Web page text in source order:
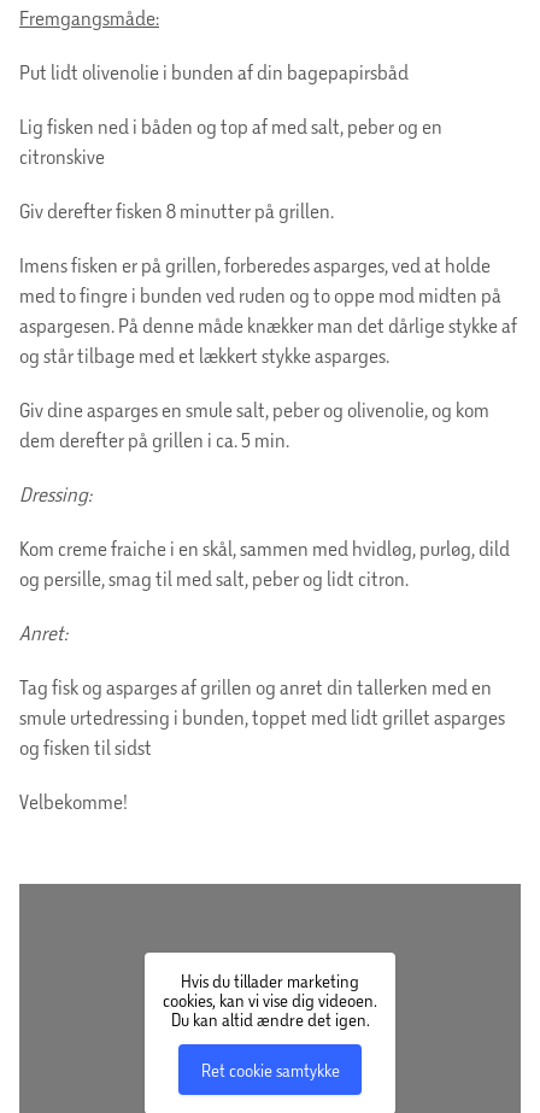
Fremgangsmåde:
Put lidt olivenolie i bunden af din bagepapirsbåd
Lig fisken ned i båden og top af med salt, peber og en
citronskive
Giv derefter fisken 8 minutter på grillen.
Imens fisken er på grillen, forberedes asparges, ved at holde
med to fingre i bunden ved ruden og to oppe mod midten på
aspargesen. På denne måde knækker man det dårlige stykke af
og står tilbage med et lækkert stykke asparges.
Giv dine asparges en smule salt, peber og olivenolie, og kom
dem derefter på grillen i ca. 5 min.
Dressing:
Kom creme fraiche i en skål, sammen med hvidløg, purløg, dild
og persille, smag til med salt, peber og lidt citron.
Anret:
Tag fisk og asparges af grillen og anret din tallerken med en
smule urtedressing i bunden, toppet med lidt grillet asparges
og fisken til sidst
Velbekomme!
Hvis du tillader marketing
cookies, kan vi vise dig videoen.
Du kan altid ændre det igen.
Ret cookie samtykke